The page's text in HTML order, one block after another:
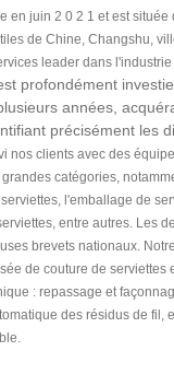
en juin 2 0 2 1 et est située
de Chine, Changshu,
leader dans l'industrie
profondément
années,
précisément les
nos clients avec des
catégories,
l'emballage de
entre autres. Les
brevets nationaux.
de couture de serviettes
: repassage et
des résidus de fil,